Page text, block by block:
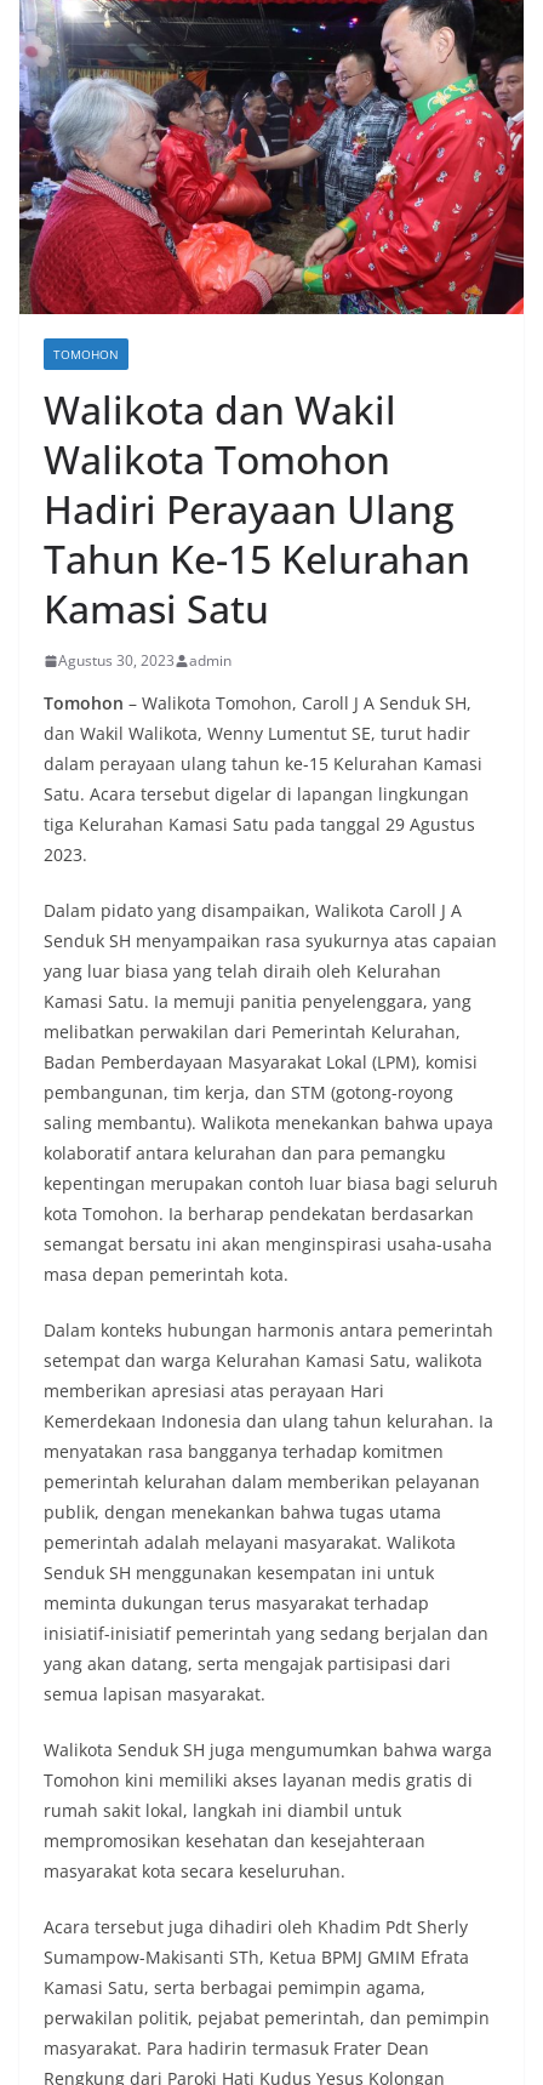
TOMOHON
Walikota dan Wakil
Walikota Tomohon
Hadiri Perayaan Ulang
Tahun Ke-15 Kelurahan
Kamasi Satu
Agustus 30, 2023 admin
Tomohon – Walikota Tomohon, Caroll J A Senduk SH,
dan Wakil Walikota, Wenny Lumentut SE, turut hadir
dalam perayaan ulang tahun ke-15 Kelurahan Kamasi
Satu. Acara tersebut digelar di lapangan lingkungan
tiga Kelurahan Kamasi Satu pada tanggal 29 Agustus
2023.
Dalam pidato yang disampaikan, Walikota Caroll J A
Senduk SH menyampaikan rasa syukurnya atas capaian
yang luar biasa yang telah diraih oleh Kelurahan
Kamasi Satu. Ia memuji panitia penyelenggara, yang
melibatkan perwakilan dari Pemerintah Kelurahan,
Badan Pemberdayaan Masyarakat Lokal (LPM), komisi
pembangunan, tim kerja, dan STM (gotong-royong
saling membantu). Walikota menekankan bahwa upaya
kolaboratif antara kelurahan dan para pemangku
kepentingan merupakan contoh luar biasa bagi seluruh
kota Tomohon. Ia berharap pendekatan berdasarkan
semangat bersatu ini akan menginspirasi usaha-usaha
masa depan pemerintah kota.
Dalam konteks hubungan harmonis antara pemerintah
setempat dan warga Kelurahan Kamasi Satu, walikota
memberikan apresiasi atas perayaan Hari
Kemerdekaan Indonesia dan ulang tahun kelurahan. Ia
menyatakan rasa bangganya terhadap komitmen
pemerintah kelurahan dalam memberikan pelayanan
publik, dengan menekankan bahwa tugas utama
pemerintah adalah melayani masyarakat. Walikota
Senduk SH menggunakan kesempatan ini untuk
meminta dukungan terus masyarakat terhadap
inisiatif-inisiatif pemerintah yang sedang berjalan dan
yang akan datang, serta mengajak partisipasi dari
semua lapisan masyarakat.
Walikota Senduk SH juga mengumumkan bahwa warga
Tomohon kini memiliki akses layanan medis gratis di
rumah sakit lokal, langkah ini diambil untuk
mempromosikan kesehatan dan kesejahteraan
masyarakat kota secara keseluruhan.
Acara tersebut juga dihadiri oleh Khadim Pdt Sherly
Sumampow-Makisanti STh, Ketua BPMJ GMIM Efrata
Kamasi Satu, serta berbagai pemimpin agama,
perwakilan politik, pejabat pemerintah, dan pemimpin
masyarakat. Para hadirin termasuk Frater Dean
Rengkung dari Paroki Hati Kudus Yesus Kolongan